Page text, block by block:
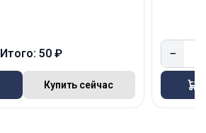
Итого: 50 ₽
Купить сейчас
−